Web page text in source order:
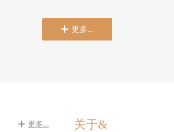
 更多...
 更多... 关于&